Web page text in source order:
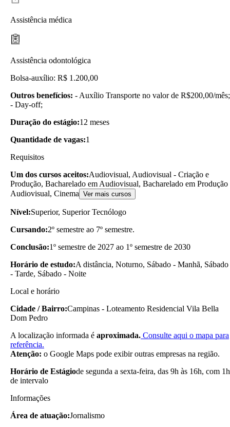
Assistência médica
Assistência odontológica
Bolsa-auxílio: R$ 1.200,00
Outros benefícios: - Auxílio Transporte no valor de R$200,00/mês;
- Day-off;
Duração do estágio:12 meses
Quantidade de vagas:1
Requisitos
Um dos cursos aceitos:Audiovisual, Audiovisual - Criação e
Produção, Bacharelado em Audiovisual, Bacharelado em Produção
Audiovisual, Cinema Ver mais cursos
Nível:Superior, Superior Tecnólogo
Cursando:2º semestre ao 7º semestre.
Conclusão:1º semestre de 2027 ao 1º semestre de 2030
Horário de estudo:A distância, Noturno, Sábado - Manhã, Sábado
- Tarde, Sábado - Noite
Local e horário
Cidade / Bairro:Campinas - Loteamento Residencial Vila Bella
Dom Pedro
A localização informada é aproximada. Consulte aqui o mapa para
referência.
Atenção: o Google Maps pode exibir outras empresas na região.
Horário de Estágiode segunda a sexta-feira, das 9h às 16h, com 1h
de intervalo
Informações
Área de atuação:Jornalismo